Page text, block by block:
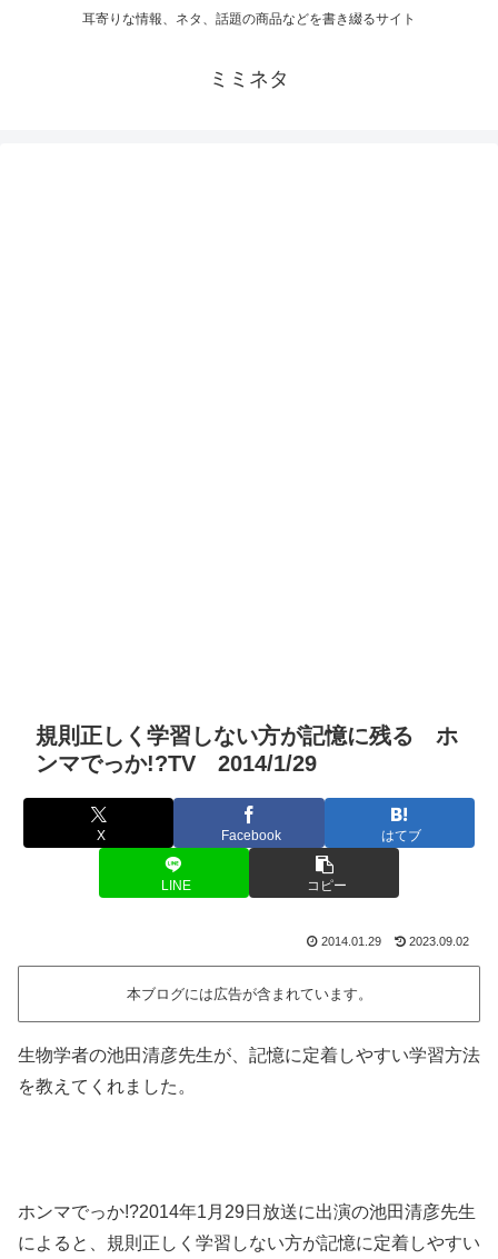
耳寄りな情報、ネタ、話題の商品などを書き綴るサイト
ミミネタ
規則正しく学習しない方が記憶に残る ホ
ンマでっか!?TV 2014/1/29
X Facebook はてブ
LINE コピー
2014.01.29 2023.09.02
本ブログには広告が含まれています。
生物学者の池田清彦先生が、記憶に定着しやすい学習方法
を教えてくれました。
ホンマでっか!?2014年1月29日放送に出演の池田清彦先生
によると、規則正しく学習しない方が記憶に定着しやすい